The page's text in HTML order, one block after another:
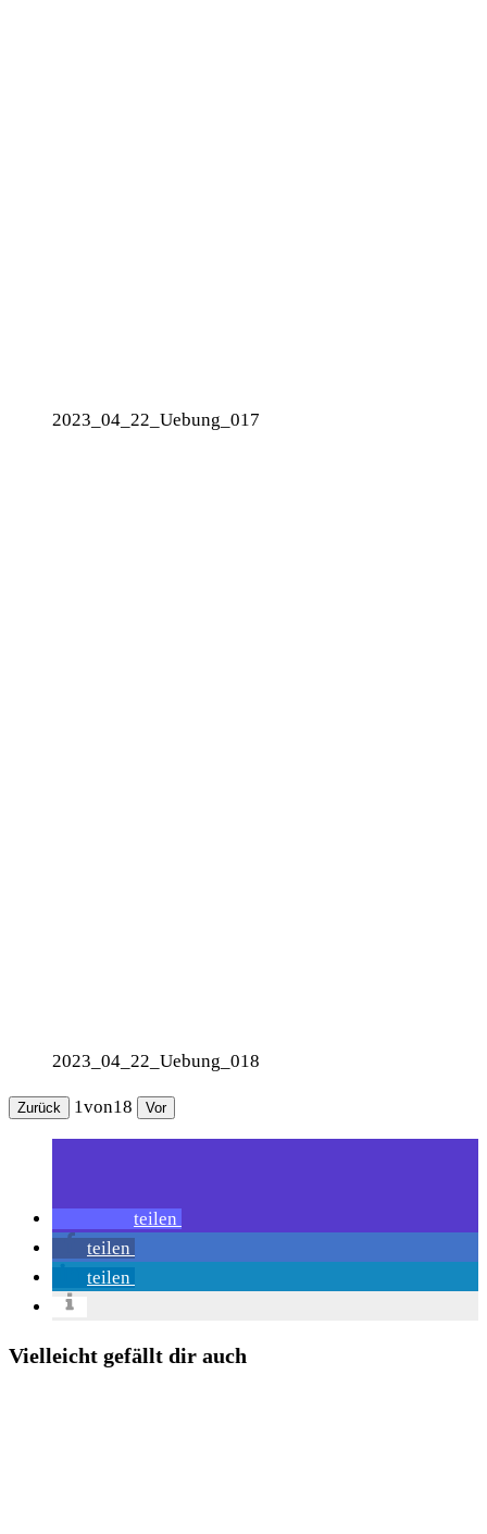
2023_04_22_Uebung_017
2023_04_22_Uebung_018
Zurück 1von18 Vor
teilen
teilen
teilen
Vielleicht gefällt dir auch